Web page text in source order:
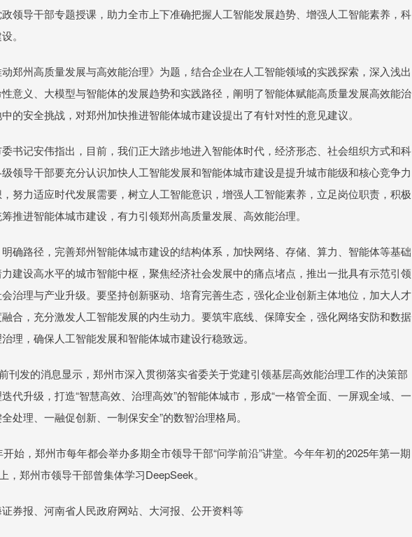
领导干部专题授课，助力全市上下准确把握人工智能发展趋势、增强人工智能素养，科
。
州高质量发展与高效能治理》为题，结合企业在人工智能领域的实践探索，深入浅出
意义、大模型与智能体的发展趋势和实践路径，阐明了智能体赋能高质量发展高效能治
的安全挑战，对郑州加快推进智能体城市建设提出了有针对性的意见建议。
记安伟指出，目前，我们正大踏步地进入智能体时代，经济形态、社会组织方式和科
领导干部要充分认识加快人工智能发展和智能体城市建设是提升城市能级和核心竞争力
努力适应时代发展需要，树立人工智能意识，增强人工智能素养，立足岗位职责，积极
推进智能体城市建设，有力引领郑州高质量发展、高效能治理。
路径，完善郑州智能体城市建设的结构体系，加快网络、存储、算力、智能体等基础
建设高水平的城市智能中枢，聚焦经济社会发展中的痛点堵点，推出一批具有示范引领
治理与产业升级。要坚持创新驱动、培育完善生态，强化企业创新主体地位，加大人才
合，充分激发人工智能发展的内生动力。要筑牢底线、保障安全，强化网络安防和数据
理，确保人工智能发展和智能体城市建设行稳致远。
发的消息显示，郑州市深入贯彻落实省委关于党建引领基层高效能治理工作的决策部
代升级，打造“智慧高效、治理高效”的智能体城市，形成“一格管全面、一屏观全域、一
处理、一融促创新、一制保安全”的数智治理格局。
，郑州市每年都会举办多期全市领导干部“问学前沿”讲堂。今年年初的2025年第一期
，郑州市领导干部曾集体学习DeepSeek。
报、河南省人民政府网站、大河报、公开资料等